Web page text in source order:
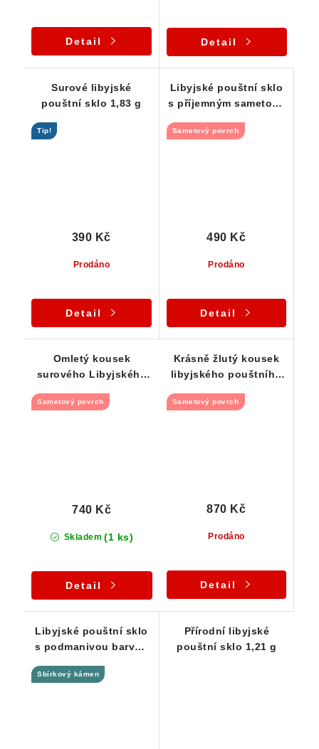
Detail Detail
Surové libyjské
pouštní sklo 1,83 g
Tip!
Prodáno
390 Kč
Detail
Libyjské pouštní sklo
s příjemným sametově
2,39 g
Sametový povrch
Prodáno
490 Kč
Detail
Omletý kousek
surového Libyjského
Sametový povrch
Skladem (1 ks)
740 Kč
Detail
Krásně žlutý kousek
libyjského pouštního
Sametový povrch
Prodáno
870 Kč
Detail
Libyjské pouštní sklo
s podmanivou barvou
5,15 g
Sbírkový kámen
Přírodní libyjské
pouštní sklo 1,21 g